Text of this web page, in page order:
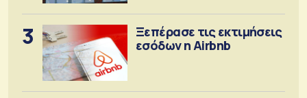
3
Ξεπέρασε τις εκτιμήσεις
εσόδων η Airbnb